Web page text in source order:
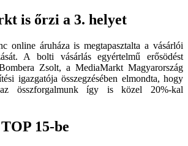
is őrzi a 3. helyet
online áruháza is megtapasztalta a vásárlói
A bolti vásárlás egyértelmű erősödést
Zsolt, a MediaMarkt Magyarország
igazgatója összegzésében elmondta, hogy
az összforgalmunk így is közel 20%-kal
15-be